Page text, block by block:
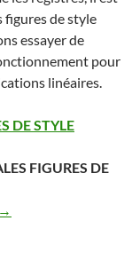
de style
essayer de
pour
linéaires.
DE STYLE
FIGURES DE
Figures de style LISTE
→